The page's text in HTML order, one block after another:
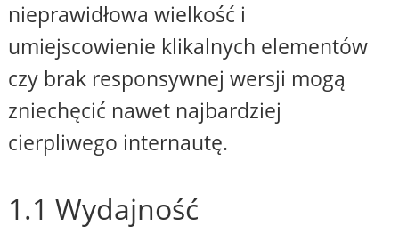
nieprawidłowa wielkość i
umiejscowienie klikalnych elementów
czy brak responsywnej wersji mogą
zniechęcić nawet najbardziej
cierpliwego internautę.
1.1 Wydajność